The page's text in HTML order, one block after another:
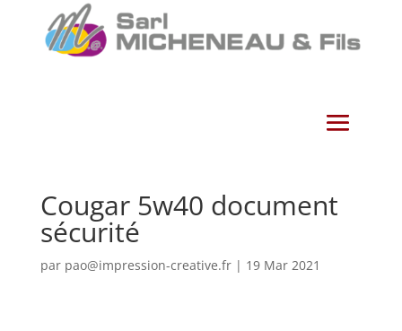
Cougar 5w40 document
sécurité
par pao@impression-creative.fr| 19 Mar 2021